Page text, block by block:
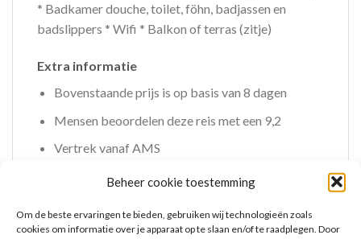
Beheer cookie toestemming
Om de beste ervaringen te bieden, gebruiken wij technologieën zoals
cookies om informatie over je apparaat op te slaan en/of te raadplegen. Door
* Badkamer douche, toilet, föhn, badjassen en
badslippers * Wifi * Balkon of terras (zitje)
Extra informatie
Bovenstaande prijs is op basis van 8 dagen
Mensen beoordelen deze reis met een 9,2
Vertrek vanaf AMS